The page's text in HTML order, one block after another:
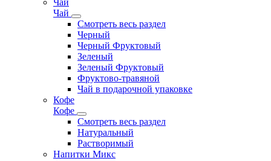
Чай
Чай
Смотреть весь раздел
Черный
Черный Фруктовый
Зеленый
Зеленый Фруктовый
Фруктово-травяной
Чай в подарочной упаковке
Кофе
Кофе
Смотреть весь раздел
Натуральный
Растворимый
Напитки Микс